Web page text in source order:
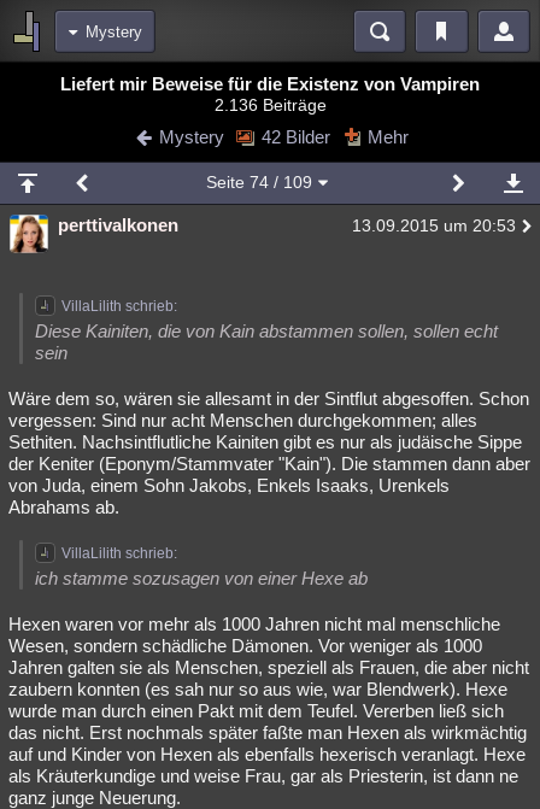
Mystery
Bereiche
Blogs Videos
Chat Wiki Neuigkeiten
meine Rubriken
Menschen Wissenschaft Mystery Kriminalfälle
Natur Umfragen Unterhaltung
weitere Rubriken
Philosophie Träume Orte Esoterik Literatur
Astronomie Helpdesk Gruppen Gaming Filme
Musik Clash Verbesserungen Allmystery English
Besucht
Schlüsselwörter
Liefert mir Beweise für die Existenz von Vampiren
2.136 Beiträge
Mystery 42 Bilder Mehr
Seite 74/ 109
perttivalkonen 13.09.2015 um 20:53
VillaLilith schrieb:
Diese Kainiten, die von Kain abstammen sollen, sollen echt
sein
Wäre dem so, wären sie allesamt in der Sintflut abgesoffen. Schon
vergessen: Sind nur acht Menschen durchgekommen; alles
Sethiten. Nachsintflutliche Kainiten gibt es nur als judäische Sippe
der Keniter (Eponym/Stammvater "Kain"). Die stammen dann aber
von Juda, einem Sohn Jakobs, Enkels Isaaks, Urenkels
Abrahams ab.
VillaLilith schrieb:
ich stamme sozusagen von einer Hexe ab
Hexen waren vor mehr als 1000 Jahren nicht mal menschliche
Wesen, sondern schädliche Dämonen. Vor weniger als 1000
Jahren galten sie als Menschen, speziell als Frauen, die aber nicht
zaubern konnten (es sah nur so aus wie, war Blendwerk). Hexe
wurde man durch einen Pakt mit dem Teufel. Vererben ließ sich
das nicht. Erst nochmals später faßte man Hexen als wirkmächtig
auf und Kinder von Hexen als ebenfalls hexerisch veranlagt. Hexe
als Kräuterkundige und weise Frau, gar als Priesterin, ist dann ne
ganz junge Neuerung.